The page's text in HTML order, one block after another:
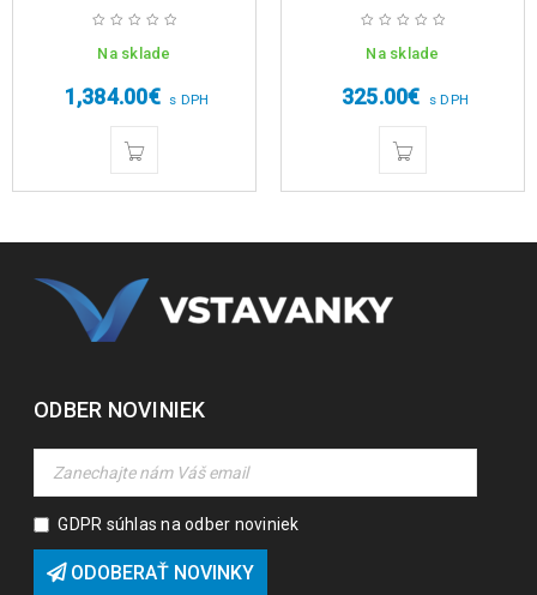
Na sklade
1,384.00€ s DPH
Na sklade
325.00€ s DPH
ODBER NOVINIEK
GDPR súhlas na odber noviniek
ODOBERAŤ NOVINKY